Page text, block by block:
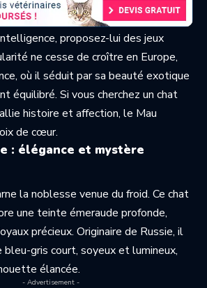
proposez-lui des jeux
ne cesse de croître en Europe,
où il séduit par sa beauté exotique
équilibré. Si vous cherchez un chat
histoire et affection, le Mau
de cœur.
: élégance et mystère
la noblesse venue du froid. Ce chat
une teinte émeraude profonde,
précieux. Originaire de Russie, il
gris court, soyeux et lumineux,
élancée.
- Advertisement -